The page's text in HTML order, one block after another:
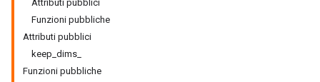
Attributi pubblici
Funzioni pubbliche
Attributi pubblici
keep_dims_
Funzioni pubbliche